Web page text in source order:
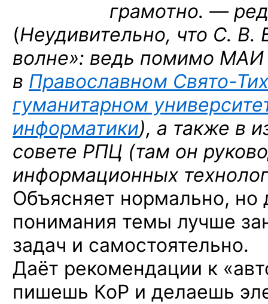
грамотно. —
(Неудивительно, что С. В.
волне»: ведь помимо МАИ
в Православном Свято-
гуманитарном
информатики), а также в
совете РПЦ (там он
информационных
Объясняет нормально, но
понимания темы лучше
задач и самостоятельно.
Даёт рекомендации к
пишешь КоР и делаешь